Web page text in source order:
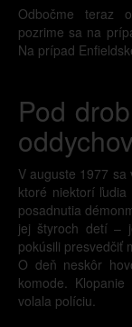
Odbočme teraz
pozrime sa na
Na prípad
Pod
V auguste 1977 sa
ktoré niektorí ľudia
posadnutia
jej štyroch detí –
pokúsili presvedčiť
O deň neskôr
komode.
volala políciu.